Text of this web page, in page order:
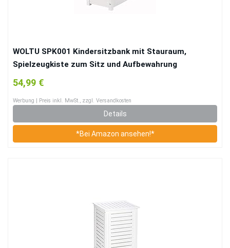
WOLTU SPK001 Kindersitzbank mit Stauraum,
Spielzeugkiste zum Sitz und Aufbewahrung
Truhenbank, 58x26x53cm, passend zu Sitzgruppe,
Weiß+Grau
54,99 €
Werbung | Preis inkl. MwSt., zzgl. Versandkosten
Details
*Bei Amazon ansehen!*